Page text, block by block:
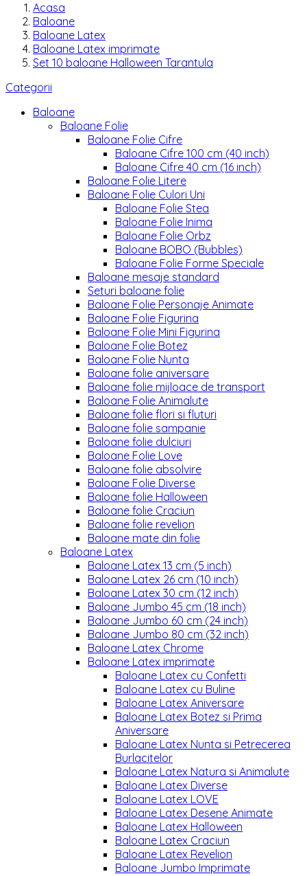
Acasa
Baloane
Baloane Latex
Baloane Latex imprimate
Set 10 baloane Halloween Tarantula
Categorii
Baloane
Baloane Folie
Baloane Folie Cifre
Baloane Cifre 100 cm (40 inch)
Baloane Cifre 40 cm (16 inch)
Baloane Folie Litere
Baloane Folie Culori Uni
Baloane Folie Stea
Baloane Folie Inima
Baloane Folie Orbz
Baloane BOBO (Bubbles)
Baloane Folie Forme Speciale
Baloane mesaje standard
Seturi baloane folie
Baloane Folie Personaje Animate
Baloane Folie Figurina
Baloane Folie Mini Figurina
Baloane Folie Botez
Baloane Folie Nunta
Baloane folie aniversare
Baloane folie mijloace de transport
Baloane Folie Animalute
Baloane folie flori si fluturi
Baloane folie sampanie
Baloane folie dulciuri
Baloane Folie Love
Baloane folie absolvire
Baloane Folie Diverse
Baloane folie Halloween
Baloane folie Craciun
Baloane folie revelion
Baloane mate din folie
Baloane Latex
Baloane Latex 13 cm (5 inch)
Baloane Latex 26 cm (10 inch)
Baloane Latex 30 cm (12 inch)
Baloane Jumbo 45 cm (18 inch)
Baloane Jumbo 60 cm (24 inch)
Baloane Jumbo 80 cm (32 inch)
Baloane Latex Chrome
Baloane Latex imprimate
Baloane Latex cu Confetti
Baloane Latex cu Buline
Baloane Latex Aniversare
Baloane Latex Botez si Prima
Aniversare
Baloane Latex Nunta si Petrecerea
Burlacitelor
Baloane Latex Natura si Animalute
Baloane Latex Diverse
Baloane Latex LOVE
Baloane Latex Desene Animate
Baloane Latex Halloween
Baloane Latex Craciun
Baloane Latex Revelion
Baloane Jumbo Imprimate